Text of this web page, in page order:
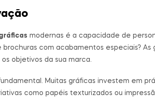
modernas é a capacidade de
brochuras com acabamentos especiais?
objetivos da sua marca.
Muitas gráficas investem em
como papéis texturizados ou